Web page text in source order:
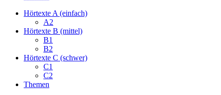
Hörtexte A (einfach)
A2
Hörtexte B (mittel)
B1
B2
Hörtexte C (schwer)
C1
C2
Themen